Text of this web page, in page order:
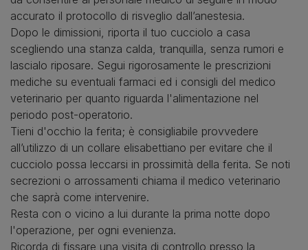
accurato il protocollo di risveglio dall’anestesia.
Dopo le dimissioni, riporta il tuo cucciolo a casa
scegliendo una stanza calda, tranquilla, senza rumori e
lascialo riposare. Segui rigorosamente le prescrizioni
mediche su eventuali farmaci ed i consigli del medico
veterinario per quanto riguarda l'alimentazione nel
periodo post-operatorio.
Tieni d'occhio la ferita; è consigliabile provvedere
all’utilizzo di un collare elisabettiano per evitare che il
cucciolo possa leccarsi in prossimità della ferita. Se noti
secrezioni o arrossamenti chiama il medico veterinario
che saprà come intervenire.
Resta con o vicino a lui durante la prima notte dopo
l'operazione, per ogni evenienza.
Ricorda di fissare una visita di controllo presso la